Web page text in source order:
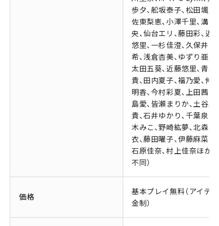
歩夕、舩坂泰子、松田颯水
佐東梨恵、小澤千里、溝口
央、仙台エリ、藤田彩、近
悠里、一杉佳澄、久保井美
希、浅倉杏美、ゆずり亜衣
太田五葵、近藤悠里、青木
貴、田内夏子、福乃愛、仲
明香、今村彩夏、上田茜、
島愛、皆瀬まりか、土谷麻
貴、石井ゆかり、千葉泉、
木みこ、野崎紘夢、北森玲
衣、藤田曜子、伊藤麻菜美
石原佳奈、村上佳奈ほか（
不同）
価格
基本プレイ無料（アイテ
金制）